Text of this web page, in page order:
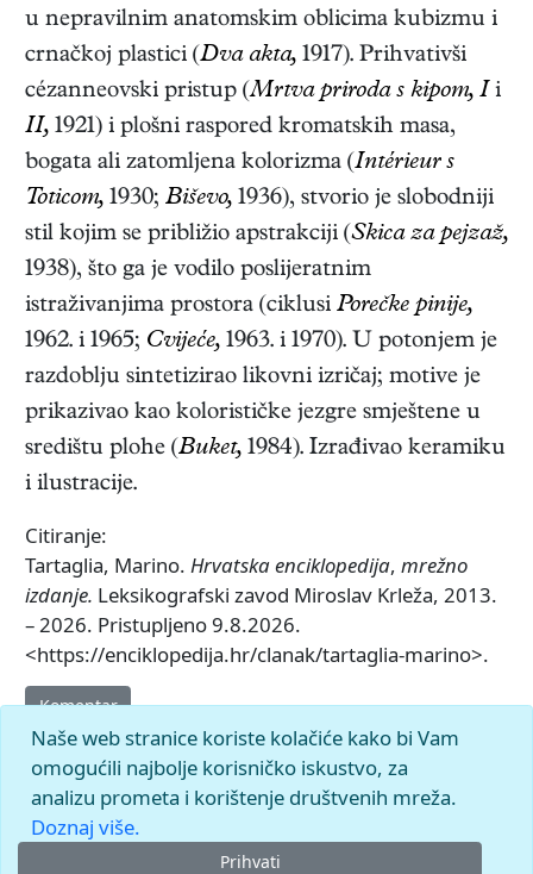
u nepravilnim anatomskim oblicima kubizmu i
crnačkoj plastici (Dva akta, 1917). Prihvativši
cézanneovski pristup (Mrtva priroda s kipom, I i
II, 1921) i plošni raspored kromatskih masa,
bogata ali zatomljena kolorizma (Intérieur s
Toticom, 1930; Biševo, 1936), stvorio je slobodniji
stil kojim se približio apstrakciji (Skica za pejzaž,
1938), što ga je vodilo poslijeratnim
istraživanjima prostora (ciklusi Porečke pinije,
1962. i 1965; Cvijeće, 1963. i 1970). U potonjem je
razdoblju sintetizirao likovni izričaj; motive je
prikazivao kao kolorističke jezgre smještene u
središtu plohe (Buket, 1984). Izrađivao keramiku
i ilustracije.
Citiranje:
Tartaglia, Marino. Hrvatska enciklopedija, mrežno
izdanje. Leksikografski zavod Miroslav Krleža, 2013.
– 2026. Pristupljeno 9.8.2026.
<https://enciklopedija.hr/clanak/tartaglia-marino>.
Komentar
Naše web stranice koriste kolačiće kako bi Vam
omogućili najbolje korisničko iskustvo, za
analizu prometa i korištenje društvenih mreža.
Doznaj više.
Prihvati